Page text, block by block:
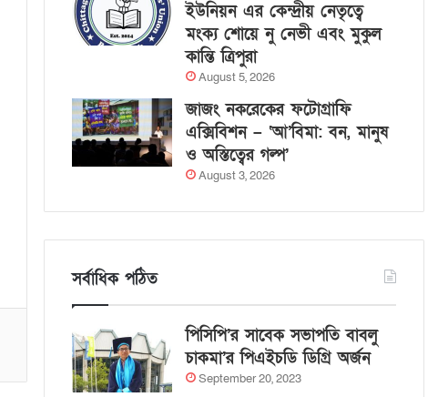
ইউনিয়ন এর কেন্দ্রীয় নেতৃত্বে
মংক্য শোয়ে নু নেভী এবং মুকুল
কান্তি ত্রিপুরা
August 5, 2026
জাজং নকরেকের ফটোগ্রাফি
এক্সিবিশন – ‘আ’বিমা: বন, মানুষ
ও অস্তিত্বের গল্প’
August 3, 2026
সর্বাধিক পঠিত
পিসিপি’র সাবেক সভাপতি বাবলু
চাকমা’র পিএইচডি ডিগ্রি অর্জন
September 20, 2023